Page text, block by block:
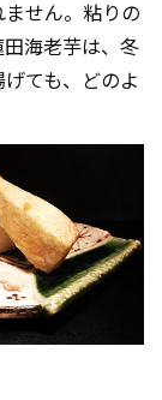
せん。粘りの
海老芋は、冬
ても、どのよ